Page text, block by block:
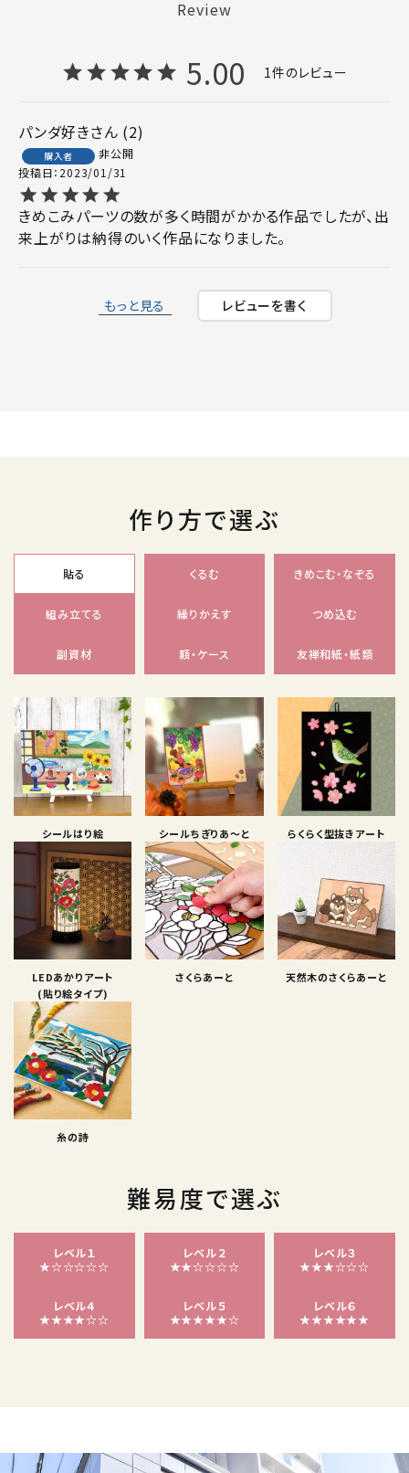
Review
5.00 1
パンダ好き 2
購入者
非公開
投稿日 2023/01/31
きめこみパーツの数が多く時間がかかる作品でしたが、出
来上がりは納得のいく作品になりました。
もっと見る レビューを書く
作り方で選ぶ
貼る くるむ きめこむ・なぞる
組み立てる 繰りかえす つめ込む
副資材 額・ケース 友禅和紙・紙類
シールはり絵 シールちぎりあ〜と らくらく型抜きアート
LEDあかりアート
(貼り絵タイプ)
さくらあーと 天然木のさくらあーと
糸の詩
難易度で選ぶ
レベル１
★☆☆☆☆☆
レベル２
★★☆☆☆☆
レベル３
★★★☆☆☆
レベル４
★★★★☆☆
レベル５
★★★★★☆
レベル６
★★★★★★